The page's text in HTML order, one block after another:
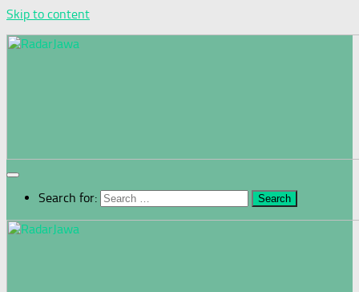
Skip to content
Search for: